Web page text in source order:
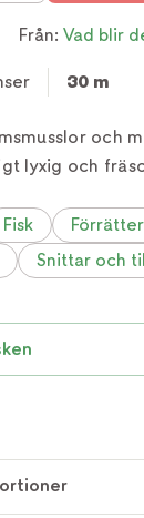
Från: Vad blir
30 m
och
lyxig och
Fisk Förrätter
Snittar och